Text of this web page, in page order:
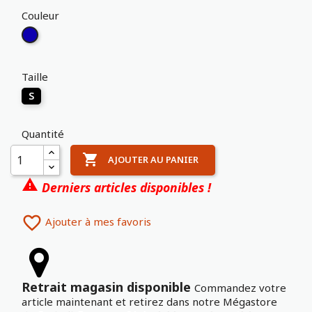
Couleur
Bleu
Taille
S
Quantité
 AJOUTER AU PANIER
 Derniers articles disponibles !
 Ajouter à mes favoris
Retrait magasin disponible Commandez votre
article maintenant et retirez dans notre Mégastore